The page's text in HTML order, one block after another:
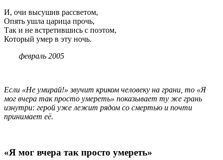
И, очи высушив рассветом,
Опять ушла царица прочь,
Так и не встретившись с поэтом,
Который умер в эту ночь.
февраль 2005
Если «Не умирай!» звучит криком человеку на грани, то «Я
мог вчера так просто умереть» показывает ту же грань
изнутри: герой уже лежит рядом со смертью и почти
принимает её.
«Я мог вчера так просто умереть»